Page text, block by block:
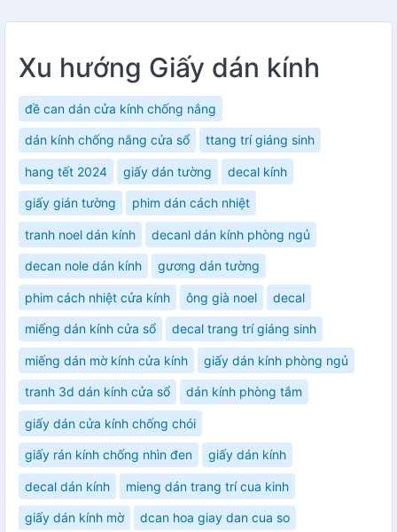
Xu hướng Giấy dán kính
đề can dán cửa kính chống nắng
dán kính chống nắng cửa sổ ttang trí giáng sinh
hang tết 2024 giấy dán tường decal kính
giấy gián tường phim dán cách nhiệt
tranh noel dán kính decanl dán kính phòng ngủ
decan nole dán kính gương dán tường
phim cách nhiệt cửa kính ông già noel decal
miếng dán kính cửa sổ decal trang trí giáng sinh
miếng dán mờ kính cửa kính giấy dán kính phòng ngủ
tranh 3d dán kính cửa sổ dán kính phòng tắm
giấy dán cửa kính chống chói
giấy rán kính chống nhìn đen giấy dán kính
decal dán kính mieng dán trang trí cua kinh
giấy dán kính mờ dcan hoa giay dan cua so